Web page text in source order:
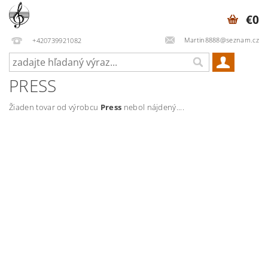
+420739921082 Martin8888@seznam.cz
€0
PRESS
Žiaden tovar od výrobcu Press nebol nájdený....